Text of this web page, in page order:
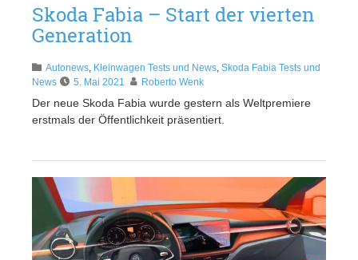
Skoda Fabia – Start der vierten
Generation
Autonews, Kleinwagen Tests und News, Skoda Fabia Tests und
News
5. Mai 2021 Roberto Wenk
Der neue Skoda Fabia wurde gestern als Weltpremiere
erstmals der Öffentlichkeit präsentiert.